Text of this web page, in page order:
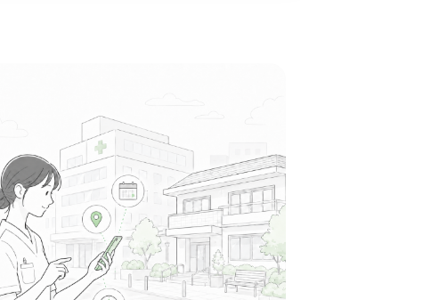
この周辺の募集を確認 →
ニック 気になる
わ内科クリニック
町田駅周辺
内科 アレルギー科